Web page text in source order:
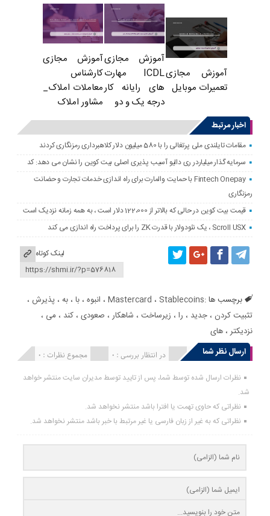
آموزش مجازی
تعمیرات موبایل
آموزش مجازی
ICDL مهارت
های رایانه کار
درجه یک و دو
آموزش مجازی
کارشناس
معاملات املاک_
مشاور املاک
اخبار مرتبط
مقامات تایلندی ملی پرتغالی را با 580 میلیون دلار کلاهبرداری رمزنگاری کردند
سرمایه گذار میلیاردر ری دالیو آسیب پذیری اصلی بیت کوین را نشان می دهد: کد
Fintech Onepay با حمایت والمارت برای راه اندازی خدمات تجارت و حضانت
رمزنگاری
قیمت بیت کوین در حالی که بالاتر از 122،000 دلار است ، به همه زمانه نزدیک است
Scroll USX ، یک نئودولار با قدرت ZK را برای پرداخت راه اندازی می کند
لینک کوتاه
برچسب ها : Mastercard ، Stablecoins ، انبوه ،با ،به ،پذیرش ،
تثبیت کردن ،جدید ، را ، زیرساخت ، شاهکار ، صعودی ،کند ، می ،
نزدیکتر ،های
ارسال نظر شما
مجموع نظرات : 0 در انتظار بررسی : 0 انتشار یافته : 0
نظرات ارسال شده توسط شما، پس از تایید توسط مدیران سایت منتشر خواهد
شد.
نظراتی که حاوی تهمت یا افترا باشد منتشر نخواهد شد.
نظراتی که به غیر از زبان فارسی یا غیر مرتبط با خبر باشد منتشر نخواهد شد.